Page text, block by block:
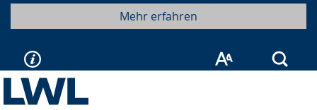
Mehr erfahren